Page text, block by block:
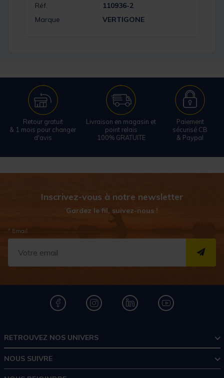
Réf.
110936-2
Marque
VERTIGONE
Retour gratuit
& 1 mois pour changer
d'avis
Livraison en magasin et
point relais
100% GRATUITE
Paiement
sécurisé CB
& Paypal
Inscrivez-vous à notre newsletter
Gardez le fil, suivez-nous !
* Email
RETROUVEZ NOS UNIVERS
NOUS SUIVRE